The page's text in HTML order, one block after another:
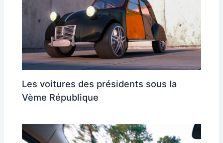
Les voitures des présidents sous la
Vème République